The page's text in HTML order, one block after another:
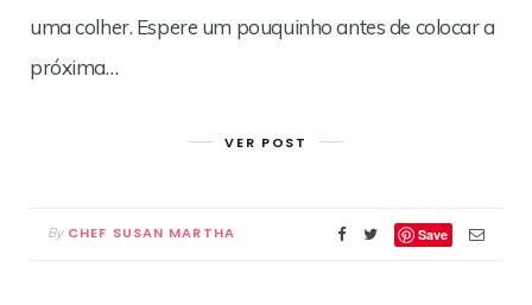
uma colher. Espere um pouquinho antes de colocar a
próxima…
VER POST
By CHEF SUSAN MARTHA Save